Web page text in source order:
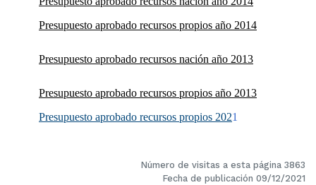
Presupuesto aprobado recursos propios año 2014
Presupuesto aprobado recursos nación año 2013
Presupuesto aprobado recursos propios año 2013
Presupuesto aprobado recursos propios 2021
Número de visitas a esta página 3863
Fecha de publicación 09/12/2021